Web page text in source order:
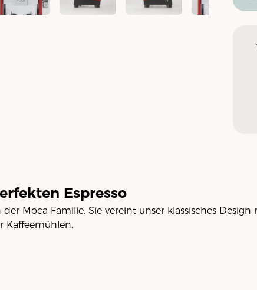
Espresso
Moca Familie. Sie vereint unser klassisches
Kaffeemühlen.